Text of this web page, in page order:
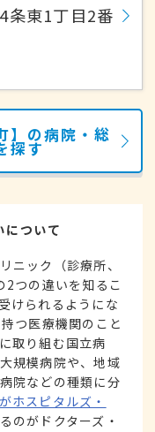
条東1丁目2番
】の病院・総
探す
について
ニック（診療所、
2つの違いを知るこ
けられるようにな
つ医療機関のこと
取り組む国立病
規模病院や、地域
院などの種類に分
ホスピタルズ・
のがドクターズ・